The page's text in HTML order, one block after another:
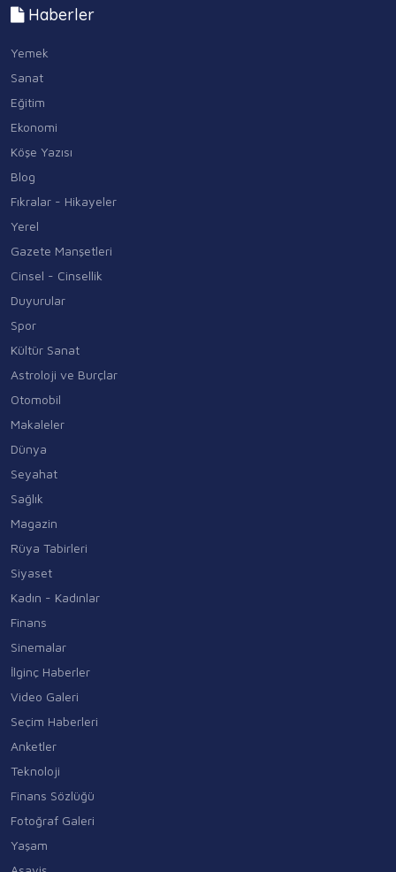
Haberler
Yemek
Sanat
Eğitim
Ekonomi
Köşe Yazısı
Blog
Fıkralar - Hikayeler
Yerel
Gazete Manşetleri
Cinsel - Cinsellik
Duyurular
Spor
Kültür Sanat
Astroloji ve Burçlar
Otomobil
Makaleler
Dünya
Seyahat
Sağlık
Magazin
Rüya Tabirleri
Siyaset
Kadın - Kadınlar
Finans
Sinemalar
İlginç Haberler
Video Galeri
Seçim Haberleri
Anketler
Teknoloji
Finans Sözlüğü
Fotoğraf Galeri
Yaşam